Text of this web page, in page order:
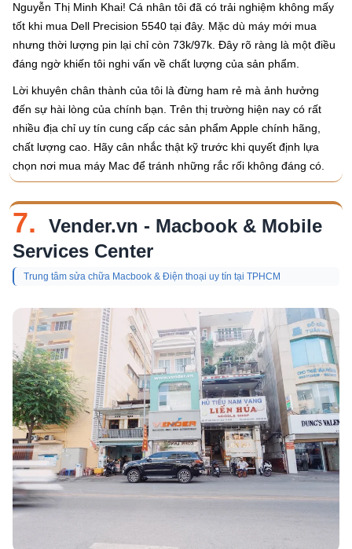
Nguyễn Thị Minh Khai! Cá nhân tôi đã có trải nghiệm không mấy
tốt khi mua Dell Precision 5540 tại đây. Mặc dù máy mới mua
nhưng thời lượng pin lại chỉ còn 73k/97k. Đây rõ ràng là một điều
đáng ngờ khiến tôi nghi vấn về chất lượng của sản phẩm.
Lời khuyên chân thành của tôi là đừng ham rẻ mà ảnh hưởng
đến sự hài lòng của chính bạn. Trên thị trường hiện nay có rất
nhiều địa chỉ uy tín cung cấp các sản phẩm Apple chính hãng,
chất lượng cao. Hãy cân nhắc thật kỹ trước khi quyết định lựa
chọn nơi mua máy Mac để tránh những rắc rối không đáng có.
7.
Vender.vn - Macbook & Mobile
Services Center
Trung tâm sửa chữa Macbook & Điện thoại uy tín tại TPHCM